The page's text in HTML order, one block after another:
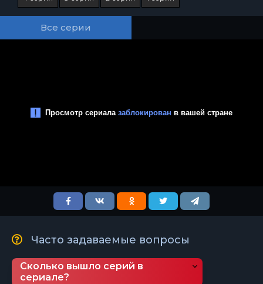
Все серии
Часто задаваемые вопросы
Сколько вышло серий в
сериале?